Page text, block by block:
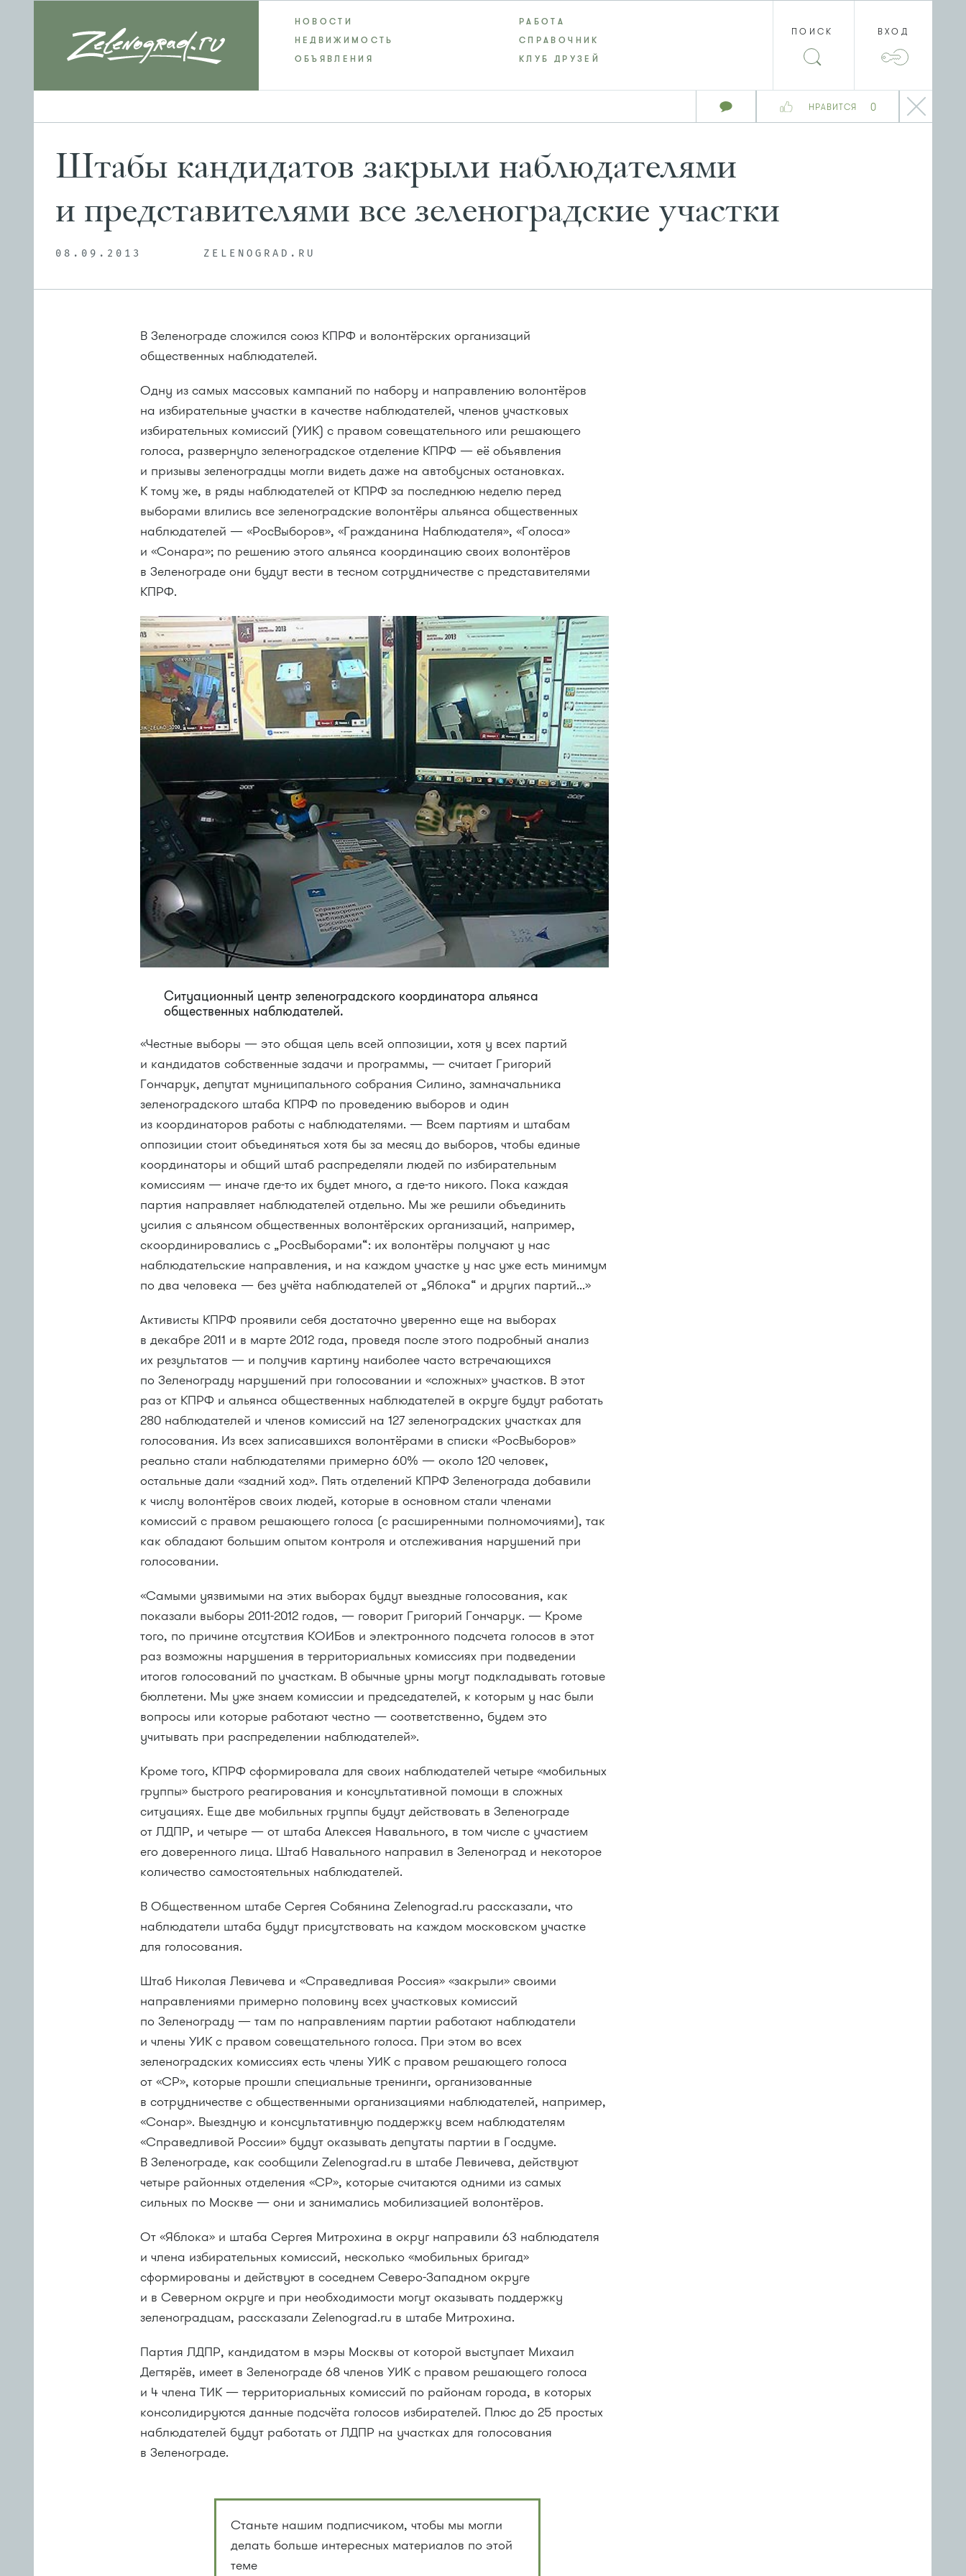
НРАВИТСЯ 0
НОВОСТИ
РАБОТА
НЕДВИЖИМОСТЬ
СПРАВОЧНИК
ОБЪЯВЛЕНИЯ
КЛУБ ДРУЗЕЙ
ПОИСК ВХОД
Штабы кандидатов закрыли наблюдателями
и представителями все зеленоградские участки
08.09.2013 ZELENOGRAD.RU
В Зеленограде сложился союз КПРФ и волонтёрских организаций
общественных наблюдателей.
Одну из самых массовых кампаний по набору и направлению волонтёров
на избирательные участки в качестве наблюдателей, членов участковых
избирательных комиссий (УИК) с правом совещательного или решающего
голоса, развернуло зеленоградское отделение КПРФ — её объявления
и призывы зеленоградцы могли видеть даже на автобусных остановках.
К тому же, в ряды наблюдателей от КПРФ за последнюю неделю перед
выборами влились все зеленоградские волонтёры альянса общественных
наблюдателей — «РосВыборов», «Гражданина Наблюдателя», «Голоса»
и «Сонара»; по решению этого альянса координацию своих волонтёров
в Зеленограде они будут вести в тесном сотрудничестве с представителями
КПРФ.
Ситуационный центр зеленоградского координатора альянса
общественных наблюдателей.
«Честные выборы — это общая цель всей оппозиции, хотя у всех партий
и кандидатов собственные задачи и программы, — считает Григорий
Гончарук, депутат муниципального собрания Силино, замначальника
зеленоградского штаба КПРФ по проведению выборов и один
из координаторов работы с наблюдателями. — Всем партиям и штабам
оппозиции стоит объединяться хотя бы за месяц до выборов, чтобы единые
координаторы и общий штаб распределяли людей по избирательным
комиссиям — иначе где-то их будет много, а где-то никого. Пока каждая
партия направляет наблюдателей отдельно. Мы же решили объединить
усилия с альянсом общественных волонтёрских организаций, например,
скоординировались с „РосВыборами“: их волонтёры получают у нас
наблюдательские направления, и на каждом участке у нас уже есть минимум
по два человека — без учёта наблюдателей от „Яблока“ и других партий...»
Активисты КПРФ проявили себя достаточно уверенно еще на выборах
в декабре 2011 и в марте 2012 года, проведя после этого подробный анализ
их результатов — и получив картину наиболее часто встречающихся
по Зеленограду нарушений при голосовании и «сложных» участков. В этот
раз от КПРФ и альянса общественных наблюдателей в округе будут работать
280 наблюдателей и членов комиссий на 127 зеленоградских участках для
голосования. Из всех записавшихся волонтёрами в списки «РосВыборов»
реально стали наблюдателями примерно 60% — около 120 человек,
остальные дали «задний ход». Пять отделений КПРФ Зеленограда добавили
к числу волонтёров своих людей, которые в основном стали членами
комиссий с правом решающего голоса (с расширенными полномочиями), так
как обладают большим опытом контроля и отслеживания нарушений при
голосовании.
«Самыми уязвимыми на этих выборах будут выездные голосования, как
показали выборы2011-2012 годов, — говорит Григорий Гончарук. — Кроме
того, по причине отсутствия КОИБов и электронного подсчета голосов в этот
раз возможны нарушения в территориальных комиссиях при подведении
итогов голосований по участкам. В обычные урны могут подкладывать готовые
бюллетени. Мы уже знаем комиссии и председателей, к которым у нас были
вопросы или которые работают честно — соответственно, будем это
учитывать при распределении наблюдателей».
Кроме того, КПРФ сформировала для своих наблюдателей четыре «мобильных
группы» быстрого реагирования и консультативной помощи в сложных
ситуациях. Еще две мобильных группы будут действовать в Зеленограде
от ЛДПР, и четыре — от штаба Алексея Навального, в том числе с участием
его доверенного лица. Штаб Навального направил в Зеленоград и некоторое
количество самостоятельных наблюдателей.
В Общественном штабе Сергея Собянина Zelenograd.ru рассказали, что
наблюдатели штаба будут присутствовать на каждом московском участке
для голосования.
Штаб Николая Левичева и «Справедливая Россия» «закрыли» своими
направлениями примерно половину всех участковых комиссий
по Зеленограду — там по направлениям партии работают наблюдатели
и члены УИК с правом совещательного голоса. При этом во всех
зеленоградских комиссиях есть члены УИК с правом решающего голоса
от «СР», которые прошли специальные тренинги, организованные
в сотрудничестве с общественными организациями наблюдателей, например,
«Сонар». Выездную и консультативную поддержку всем наблюдателям
«Справедливой России» будут оказывать депутаты партии в Госдуме.
В Зеленограде, как сообщили Zelenograd.ru в штабе Левичева, действуют
четыре районных отделения «СР», которые считаются одними из самых
сильных по Москве — они и занимались мобилизацией волонтёров.
От «Яблока» и штаба Сергея Митрохина в округ направили 63 наблюдателя
и члена избирательных комиссий, несколько «мобильных бригад»
сформированы и действуют в соседнем Северо-Западном округе
и в Северном округе и при необходимости могут оказывать поддержку
зеленоградцам, рассказали Zelenograd.ru в штабе Митрохина.
Партия ЛДПР, кандидатом в мэры Москвы от которой выступает Михаил
Дегтярёв, имеет в Зеленограде 68 членов УИК с правом решающего голоса
и 4 члена ТИК — территориальных комиссий по районам города, в которых
консолидируются данные подсчёта голосов избирателей. Плюс до 25 простых
наблюдателей будут работать от ЛДПР на участках для голосования
в Зеленограде.
Станьте нашим подписчиком, чтобы мы могли
делать больше интересных материалов по этой
теме